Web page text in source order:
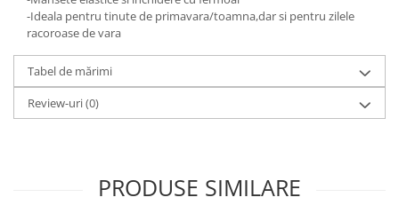
-Ideala pentru tinute de primavara/toamna,dar si pentru zilele
racoroase de vara
Tabel de mărimi
Review-uri(0)
PRODUSE SIMILARE